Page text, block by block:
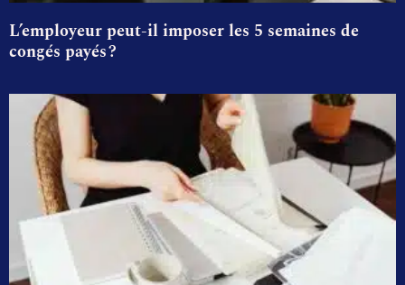
L’employeur peut-il imposer les 5 semaines de
congés payés ?